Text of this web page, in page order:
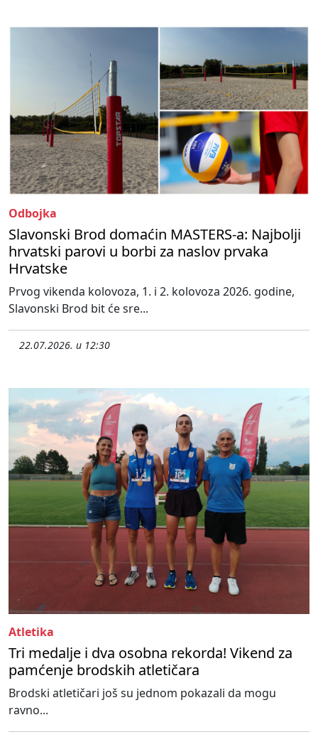
Odbojka
Slavonski Brod domaćin MASTERS-a: Najbolji
hrvatski parovi u borbi za naslov prvaka
Hrvatske
Prvog vikenda kolovoza, 1. i 2. kolovoza 2026. godine,
Slavonski Brod bit će sre...
22.07.2026. u 12:30
Atletika
Tri medalje i dva osobna rekorda! Vikend za
pamćenje brodskih atletičara
Brodski atletičari još su jednom pokazali da mogu
ravno...